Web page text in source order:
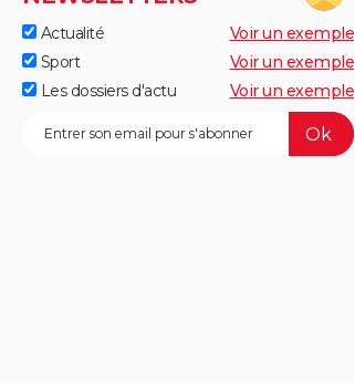
Actualité
Voir un exemple
Sport
Voir un exemple
Les dossiers d'actu
Voir un exemple